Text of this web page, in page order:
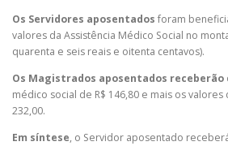
Os Servidores aposentados foram
valores da Assistência Médico Social no
quarenta e seis reais e oitenta centavos).
Os Magistrados aposentados receberão
médico social de R$ 146,80 e mais os valores
232,00.
Em síntese, o Servidor aposentado